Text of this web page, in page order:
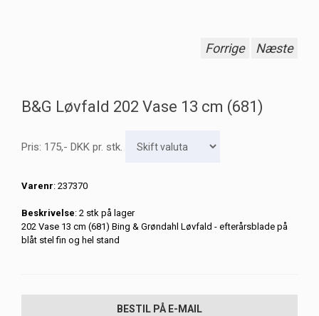
Forrige Næste
B&G Løvfald 202 Vase 13 cm (681)
Pris: 175,- DKK pr. stk.
Varenr: 237370
Beskrivelse: 2 stk på lager
202 Vase 13 cm (681) Bing & Grøndahl Løvfald - efterårsblade på
blåt stel fin og hel stand
BESTIL PÅ E-MAIL